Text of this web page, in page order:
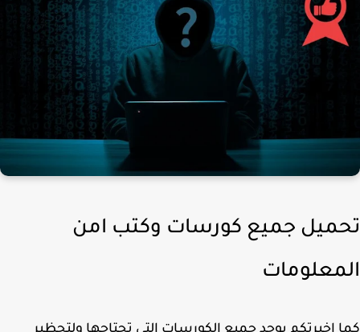
جميع كورسات وكتب امن